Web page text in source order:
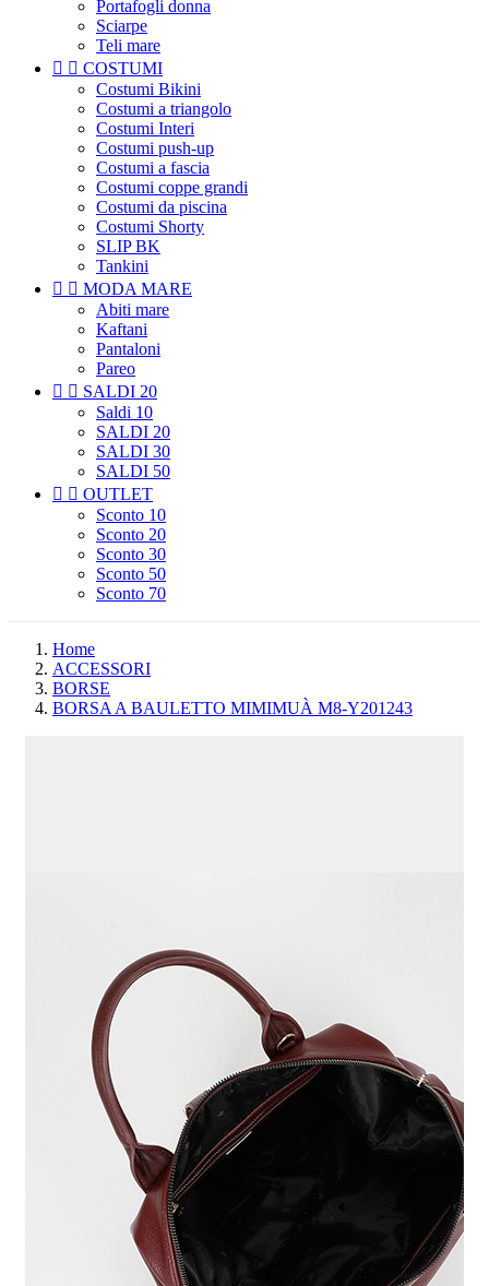
Portafogli donna
Sciarpe
Teli mare
  COSTUMI
Costumi Bikini
Costumi a triangolo
Costumi Interi
Costumi push-up
Costumi a fascia
Costumi coppe grandi
Costumi da piscina
Costumi Shorty
SLIP BK
Tankini
  MODA MARE
Abiti mare
Kaftani
Pantaloni
Pareo
  SALDI 20
Saldi 10
SALDI 20
SALDI 30
SALDI 50
  OUTLET
Sconto 10
Sconto 20
Sconto 30
Sconto 50
Sconto 70
Home
ACCESSORI
BORSE
BORSA A BAULETTO MIMIMUÀ M8-Y201243